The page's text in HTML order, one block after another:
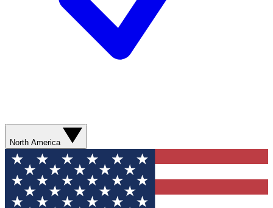
North America